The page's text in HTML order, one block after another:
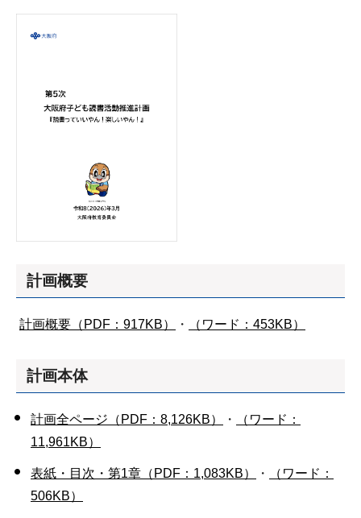
計画概要
計画概要（PDF：917KB） ・ （ワード：453KB）
計画本体
計画全ページ（PDF：8,126KB） ・
（ワード：
11,961KB）
表紙・目次・第1章（PDF：1,083KB） ・
（ワード：
506KB）